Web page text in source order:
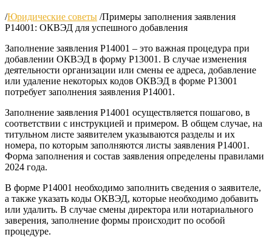
/Юридические советы /Примеры заполнения заявления
Р14001: ОКВЭД для успешного добавления
Заполнение заявления Р14001 – это важная процедура при
добавлении ОКВЭД в форму Р13001. В случае изменения
деятельности организации или смены ее адреса, добавление
или удаление некоторых кодов ОКВЭД в форме Р13001
потребует заполнения заявления Р14001.
Заполнение заявления Р14001 осуществляется пошагово, в
соответствии с инструкцией и примером. В общем случае, на
титульном листе заявителем указываются разделы и их
номера, по которым заполняются листы заявления Р14001.
Форма заполнения и состав заявления определены правилами
2024 года.
В форме Р14001 необходимо заполнить сведения о заявителе,
а также указать коды ОКВЭД, которые необходимо добавить
или удалить. В случае смены директора или нотариального
заверения, заполнение формы происходит по особой
процедуре.